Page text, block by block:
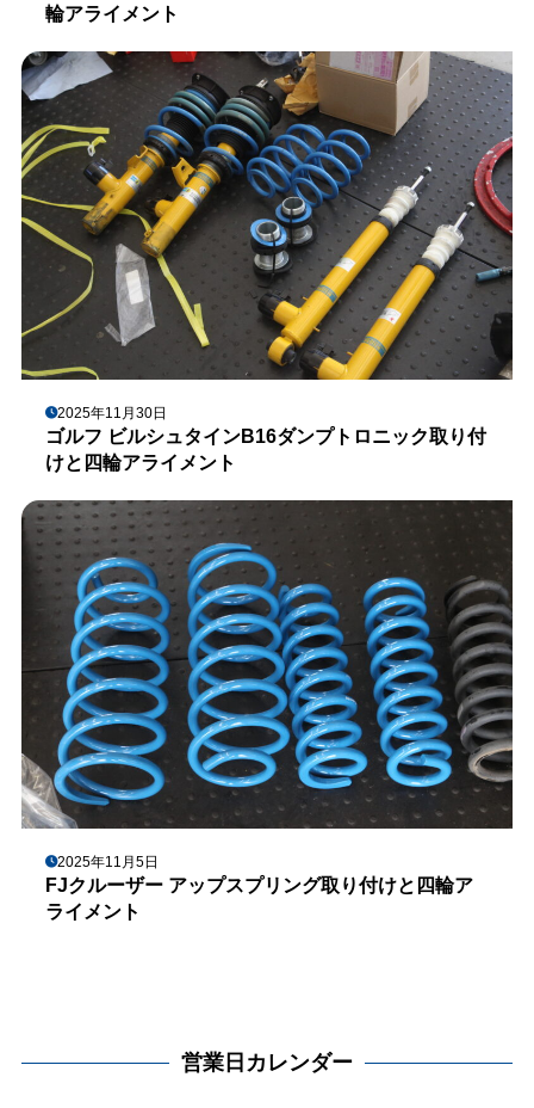
輪アライメント
2025年11月30日
ゴルフ ビルシュタインB16ダンプトロニック取り付
けと四輪アライメント
2025年11月5日
FJクルーザー アップスプリング取り付けと四輪ア
ライメント
営業日カレンダー